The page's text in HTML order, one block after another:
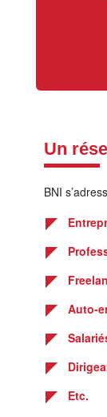
Un
BNI
Auto-
Etc.